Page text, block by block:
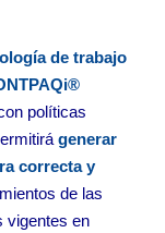
de trabajo
políticas
generar
correcta y
de las
vigentes en